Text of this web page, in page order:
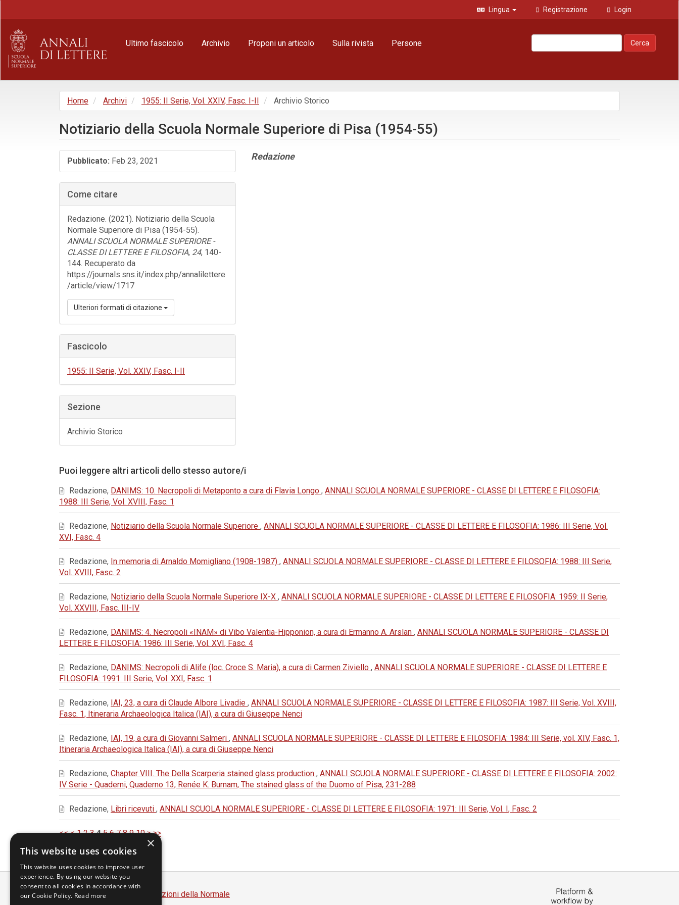
principale
Barra
laterale
Lingua Registrazione Login
Ultimo fascicolo Archivio Proponi un articolo Sulla rivista Persone Cerca
Home Archivi 1955: II Serie, Vol. XXIV, Fasc. I-II Archivio Storico
Notiziario della Scuola Normale Superiore di Pisa (1954-55)
Barra
laterale
dell'articolo
Pubblicato: Feb 23, 2021
Come citare
Redazione. (2021). Notiziario della Scuola
Normale Superiore di Pisa (1954-55).
ANNALI SCUOLA NORMALE SUPERIORE -
CLASSE DI LETTERE E FILOSOFIA, 24, 140-
144. Recuperato da
https://journals.sns.it/index.php/annalilettere
/article/view/1717
Ulteriori formati di citazione
Fascicolo
1955: II Serie, Vol. XXIV, Fasc. I-II
Sezione
Archivio Storico
Contenuto
Redazione
Puoi leggere altri articoli dello stesso autore/i
Redazione, DANIMS: 10. Necropoli di Metaponto a cura di Flavia Longo , ANNALI SCUOLA NORMALE SUPERIORE - CLASSE DI LETTERE E FILOSOFIA:
1988: III Serie, Vol. XVIII, Fasc. 1
Redazione, Notiziario della Scuola Normale Superiore , ANNALI SCUOLA NORMALE SUPERIORE - CLASSE DI LETTERE E FILOSOFIA: 1986: III Serie, Vol.
XVI, Fasc. 4
Redazione, In memoria di Arnaldo Momigliano (1908-1987) , ANNALI SCUOLA NORMALE SUPERIORE - CLASSE DI LETTERE E FILOSOFIA: 1988: III Serie,
Vol. XVIII, Fasc. 2
Redazione, Notiziario della Scuola Normale Superiore IX-X , ANNALI SCUOLA NORMALE SUPERIORE - CLASSE DI LETTERE E FILOSOFIA: 1959: II Serie,
Vol. XXVIII, Fasc. III-IV
Redazione, DANIMS: 4. Necropoli «INAM» di Vibo Valentia-Hipponion, a cura di Ermanno A. Arslan , ANNALI SCUOLA NORMALE SUPERIORE - CLASSE DI
LETTERE E FILOSOFIA: 1986: III Serie, Vol. XVI, Fasc. 4
Redazione, DANIMS: Necropoli di Alife (loc. Croce S. Maria), a cura di Carmen Ziviello , ANNALI SCUOLA NORMALE SUPERIORE - CLASSE DI LETTERE E
FILOSOFIA: 1991: III Serie, Vol. XXI, Fasc. 1
Redazione, IAI, 23, a cura di Claude Albore Livadie , ANNALI SCUOLA NORMALE SUPERIORE - CLASSE DI LETTERE E FILOSOFIA: 1987: III Serie, Vol. XVIII,
Fasc. 1, Itineraria Archaeologica Italica (IAI), a cura di Giuseppe Nenci
Redazione, IAI, 19, a cura di Giovanni Salmeri , ANNALI SCUOLA NORMALE SUPERIORE - CLASSE DI LETTERE E FILOSOFIA: 1984: III Serie, vol. XIV, Fasc. 1,
Itineraria Archaeologica Italica (IAI), a cura di Giuseppe Nenci
Redazione, Chapter VIII. The Della Scarperia stained glass production , ANNALI SCUOLA NORMALE SUPERIORE - CLASSE DI LETTERE E FILOSOFIA: 2002:
IV Serie - Quaderni, Quaderno 13, Renée K. Burnam, The stained glass of the Duomo of Pisa, 231-288
Redazione, Libri ricevuti , ANNALI SCUOLA NORMALE SUPERIORE - CLASSE DI LETTERE E FILOSOFIA: 1971: III Serie, Vol. I, Fasc. 2
<< < 1 2 3 4 5 6 7 8 9 10 > >>
Scuola Normale Superiore Edizioni della Normale
×
This website uses cookies
This website uses cookies to improve user
experience. By using our website you
consent to all cookies in accordance with
our Cookie Policy. Read more